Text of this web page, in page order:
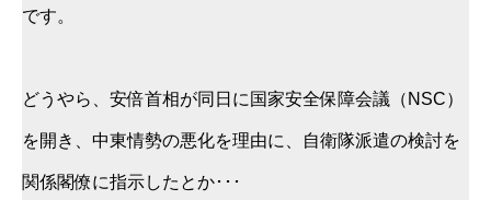
です。
どうやら、安倍首相が同日に国家安全保障会議（NSC）
を開き、中東情勢の悪化を理由に、自衛隊派遣の検討を
関係閣僚に指示したとか･･･